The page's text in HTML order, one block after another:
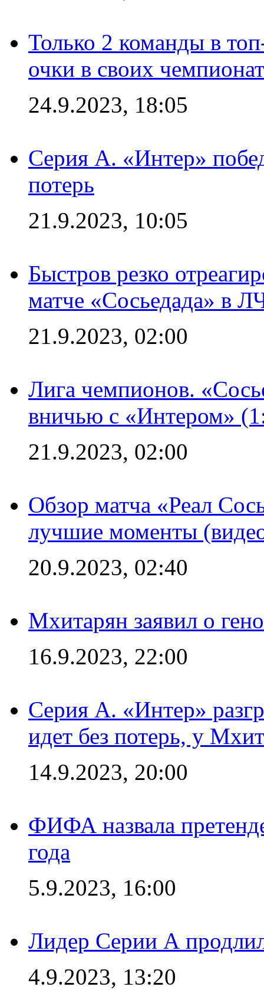
Только 2 команды в
очки в своих
24.9.2023, 18:05
Серия А. «Интер»
потерь
21.9.2023, 10:05
Быстров резко
матче «Сосьедада» в
21.9.2023, 02:00
Лига чемпионов.
вничью с «Интером»
21.9.2023, 02:00
Обзор матча «Реал
лучшие моменты
20.9.2023, 02:40
Мхитарян заявил о
16.9.2023, 22:00
Серия А. «Интер»
идет без потерь, у
14.9.2023, 20:00
ФИФА назвала
года
5.9.2023, 16:00
Лидер Серии А
4.9.2023, 13:20